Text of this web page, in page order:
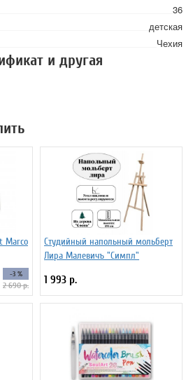
36
детская
Чехия
и другая
Marco
-3 %
2 690 р.
Студийный напольный мольберт
Лира Малевичъ "Симпл"
1 993 р.